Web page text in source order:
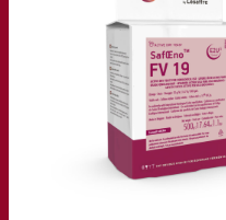
Nossa empresa
Sobre nós
O Campus